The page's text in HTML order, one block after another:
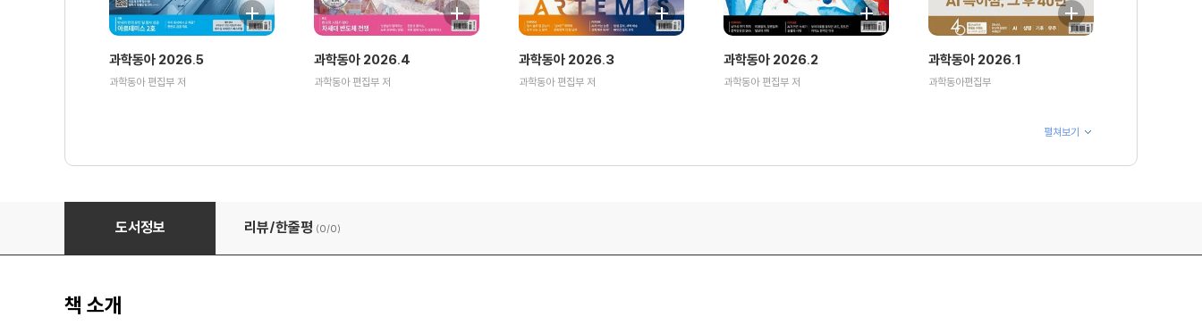
과학동아 2026.5
과학동아 편집부 저
과학동아 2026.4
과학동아 편집부 저
과학동아 2026.3
과학동아 편집부 저
과학동아 2026.2
과학동아 편집부 저
과학동아 2026.1
과학동아편집부
펼쳐보기
과학동아 2019.07
도서정보 리뷰/한줄평 (0/0)
책 소개